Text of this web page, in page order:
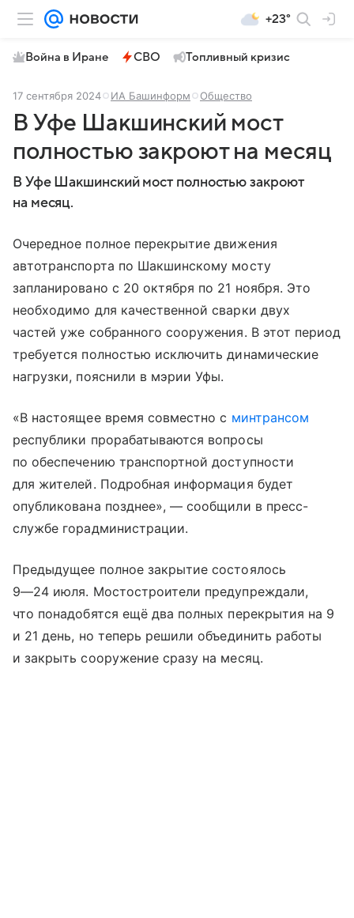
+23°
Война в Иране СВО Топливный кризис
17 сентября 2024 ИА Башинформ Общество
В Уфе Шакшинский мост
полностью закроют на месяц
В Уфе Шакшинский мост полностью закроют
на месяц.
Очередное полное перекрытие движения
автотранспорта по Шакшинскому мосту
запланировано с 20 октября по 21 ноября. Это
необходимо для качественной сварки двух
частей уже собранного сооружения. В этот период
требуется полностью исключить динамические
нагрузки, пояснили в мэрии Уфы.
«В настоящее время совместно с минтрансом
республики прорабатываются вопросы
по обеспечению транспортной доступности
для жителей. Подробная информация будет
опубликована позднее», — сообщили в пресс-
службе горадминистрации.
Предыдущее полное закрытие состоялось
9—24 июля. Мостостроители предупреждали,
что понадобятся ещё два полных перекрытия на 9
и 21 день, но теперь решили объединить работы
и закрыть сооружение сразу на месяц.